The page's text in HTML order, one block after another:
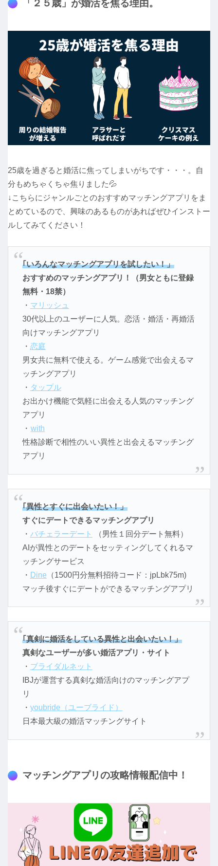
「２５歳」が婚活を焦る理由。
25歳を過ぎると婚活に焦ってしまいがちです・・・。自
分もめちゃくちゃ焦りました💦
↓こちらにジャンルごとのおすすめマッチングアプリをま
とめているので、興味のあるものがあればぜひインストー
ルしてみてください！
｢いろんなマッチングアプリを試したい！」
おすすめのマッチングアプリ！（男女ともに登録
無料・18禁）
・ マリッシュ
30代以上のユーザーに人気。恋活・婚活・再婚活
向けマッチングアプリ
・ 恋庭
男女共に無料で使える。ゲーム感覚で出会えるマ
ッチングアプリ
・ タップル
お出かけ機能で気軽に出会える人気のマッチング
アプリ
・ with
性格診断で相性のいい異性と出会えるマッチング
アプリ
｢異性とすぐに出会いたい！」
すぐにデートできるマッチングアプリ
・ バチェラーデート
（男性１回分デート無料）
AIが異性とのデートをセッティングしてくれるマ
ッチングサービス
・ Dine （1500円分無料招待コード：jpLbk75m)
マッチ後すぐにデートができるマッチングアプリ
｢真剣に婚活をしている異性と出会いたい！」
真剣なユーザーが多い婚活アプリ・サイト
・ ブライダルネット
IBJが運営する真剣な婚活向けのマッチングアプ
リ
・ youbride（ユーブライド）
日本最大級の婚活マッチングサイト
マッチングアプリの攻略情報配信中！